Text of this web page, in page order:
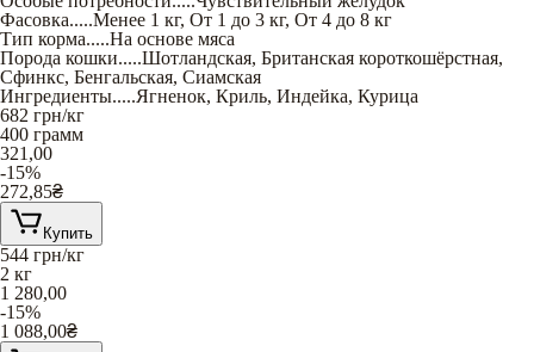
Фасовка.....Менее 1 кг, От 1 до 3 кг, От 4 до 8 кг
Тип корма.....На основе мяса
Порода кошки.....Шотландская, Британская короткошёрстная,
Сфинкс, Бенгальская, Сиамская
Ингредиенты.....Ягненок, Криль, Индейка, Курица
682 грн/кг
400 грамм
321,00
-15%
272,85₴
Купить
544 грн/кг
2 кг
1 280,00
-15%
1 088,00₴